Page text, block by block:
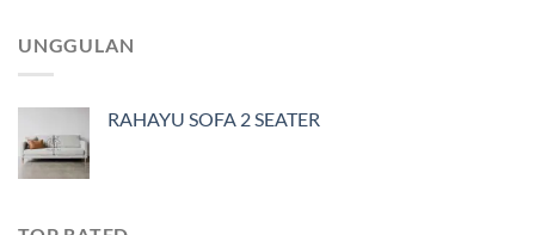
UNGGULAN
RAHAYU SOFA 2 SEATER